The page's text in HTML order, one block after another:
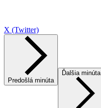
X (Twitter)
Predošlá minúta
Ďalšia minúta